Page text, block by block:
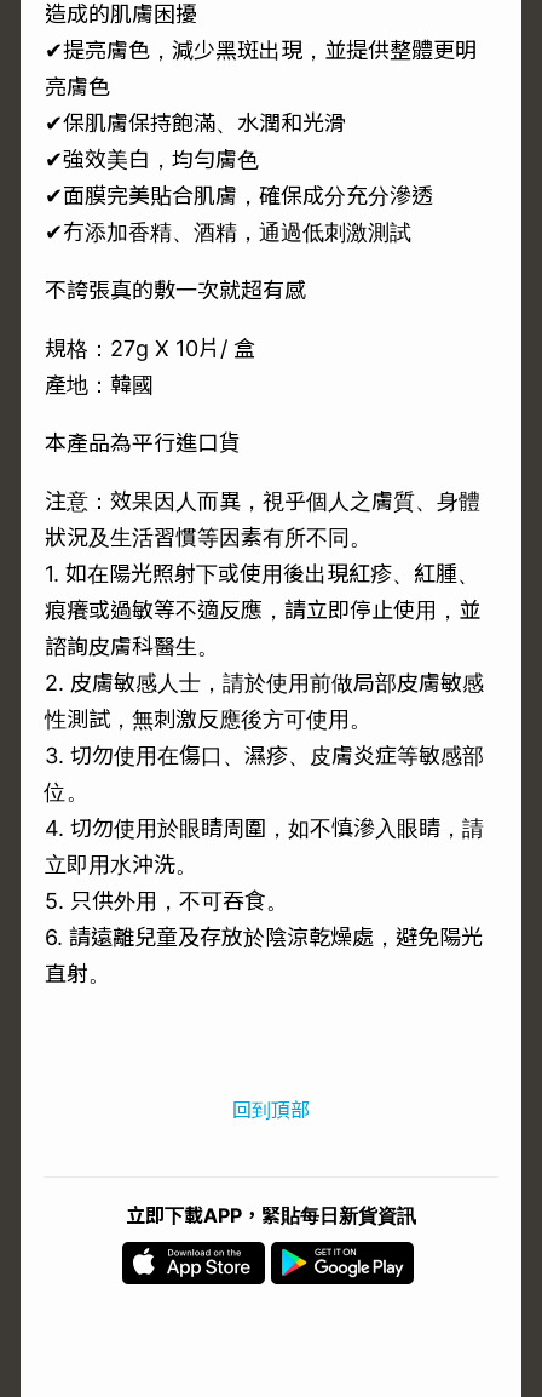
造成的肌膚困擾
✔提亮膚色，減少黑斑出現，並提供整體更明
亮膚色
✔保肌膚保持飽滿、水潤和光滑
✔強效美白，均勻膚色
✔面膜完美貼合肌膚，確保成分充分滲透
✔冇添加香精、酒精，通過低刺激測試
不誇張真的敷一次就超有感
規格：27g X 10片/ 盒
產地：韓國
本產品為平行進口貨
注意：效果因人而異，視乎個人之膚質、身體
狀況及生活習慣等因素有所不同。
1. 如在陽光照射下或使用後出現紅疹、紅腫、
痕癢或過敏等不適反應，請立即停止使用，並
諮詢皮膚科醫生。
2. 皮膚敏感人士，請於使用前做局部皮膚敏感
性測試，無刺激反應後方可使用。
3. 切勿使用在傷口、濕疹、皮膚炎症等敏感部
位。
4. 切勿使用於眼睛周圍，如不慎滲入眼睛，請
立即用水沖洗。
5. 只供外用，不可吞食。
6. 請遠離兒童及存放於陰涼乾燥處，避免陽光
直射。
回到頂部
立即下載APP，緊貼每日新貨資訊